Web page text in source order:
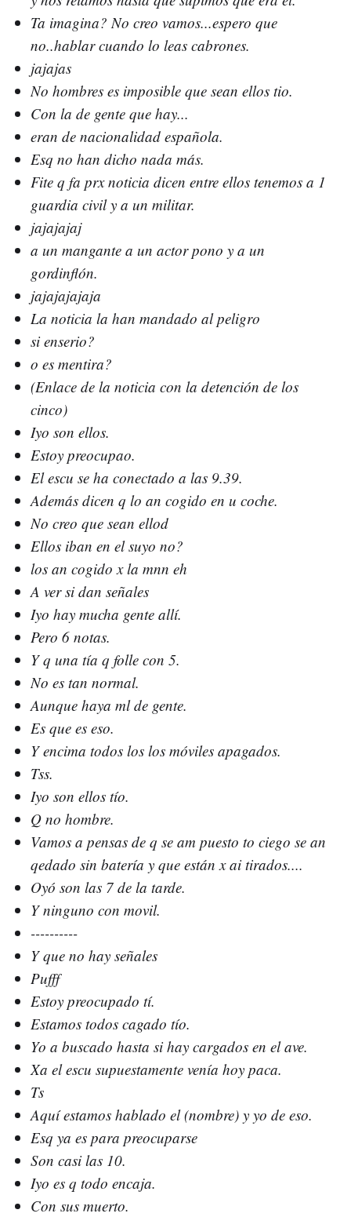
Ta imagina? No creo vamos...espero que
no..hablar cuando lo leas cabrones.
jajajas
No hombres es imposible que sean ellos tio.
Con la de gente que hay...
eran de nacionalidad española.
Esq no han dicho nada más.
Fite q fa prx noticia dicen entre ellos tenemos a 1
guardia civil y a un militar.
jajajajaj
a un mangante a un actor pono y a un
gordinflón.
jajajajajaja
La noticia la han mandado al peligro
si enserio?
o es mentira?
(Enlace de la noticia con la detención de los
cinco)
Iyo son ellos.
Estoy preocupao.
El escu se ha conectado a las 9.39.
Además dicen q lo an cogido en u coche.
No creo que sean ellod
Ellos iban en el suyo no?
los an cogido x la mnn eh
A ver si dan señales
Iyo hay mucha gente allí.
Pero 6 notas.
Y q una tía q folle con 5.
No es tan normal.
Aunque haya ml de gente.
Es que es eso.
Y encima todos los los móviles apagados.
Tss.
Iyo son ellos tío.
Q no hombre.
Vamos a pensas de q se am puesto to ciego se an
qedado sin batería y que están x ai tirados....
Oyó son las 7 de la tarde.
Y ninguno con movil.
----------
Y que no hay señales
Pufff
Estoy preocupado tí.
Estamos todos cagado tío.
Yo a buscado hasta si hay cargados en el ave.
Xa el escu supuestamente venía hoy paca.
Ts
Aquí estamos hablado el (nombre) y yo de eso.
Esq ya es para preocuparse
Son casi las 10.
Iyo es q todo encaja.
Con sus muerto.